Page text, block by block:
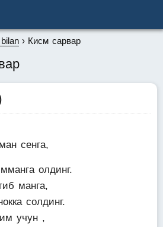
Кисм сарвар
сенга,
олдинг.
манга,
солдинг.
учун ,